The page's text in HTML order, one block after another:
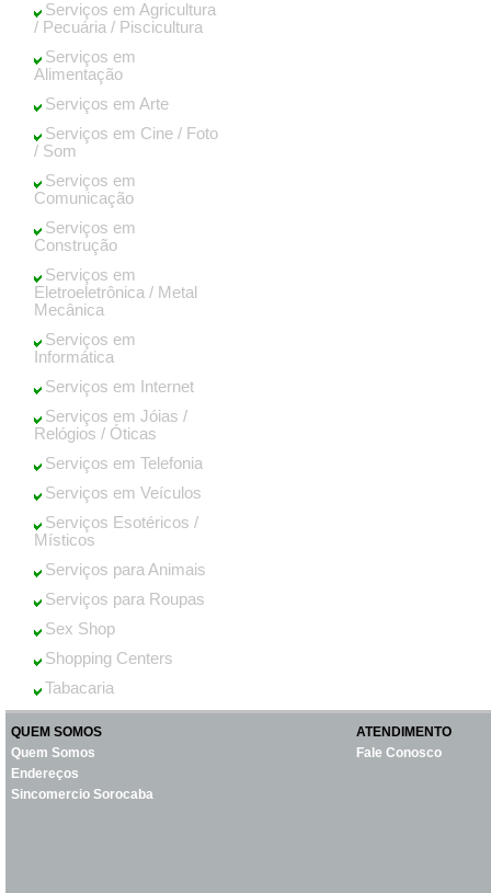
Serviços em Agricultura
/ Pecuária / Piscicultura
Serviços em
Alimentação
Serviços em Arte
Serviços em Cine / Foto
/ Som
Serviços em
Comunicação
Serviços em
Construção
Serviços em
Eletroeletrônica / Metal
Mecânica
Serviços em
Informática
Serviços em Internet
Serviços em Jóias /
Relógios / Óticas
Serviços em Telefonia
Serviços em Veículos
Serviços Esotéricos /
Místicos
Serviços para Animais
Serviços para Roupas
Sex Shop
Shopping Centers
Tabacaria
QUEM SOMOS
Quem Somos
Endereços
Sincomercio Sorocaba
ATENDIMENTO
Fale Conosco